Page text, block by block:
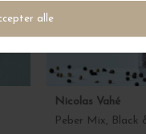
Nicolas Vahé
Peber Mix, Black